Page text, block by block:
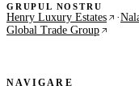
GRUPUL NOSTRU
Henry Luxury Estates ·
Global Trade Group
NAVIGARE